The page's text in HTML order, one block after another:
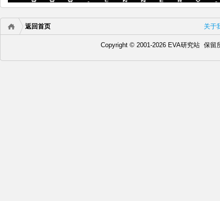
关于
返回首页
Copyright © 2001-2026 EVA研究站 保